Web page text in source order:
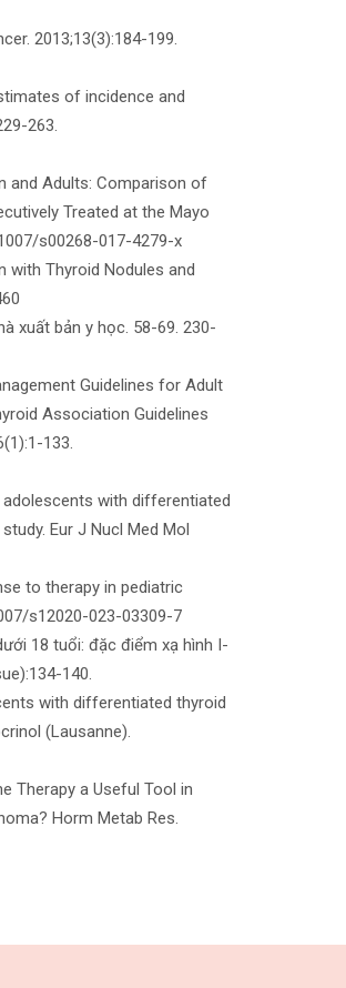
2013;13(3):184-199.
of incidence and
263.
and Adults: Comparison of
Treated at the Mayo
s00268-017-4279-x
with Thyroid Nodules and
xuất bản y học. 58-69. 230-
Guidelines for Adult
Association Guidelines
133.
adolescents with differentiated
Eur J Nucl Med Mol
to therapy in pediatric
s12020-023-03309-7
18 tuổi: đặc điểm xạ hình I-
140.
with differentiated thyroid
(Lausanne).
Therapy a Useful Tool in
Horm Metab Res.